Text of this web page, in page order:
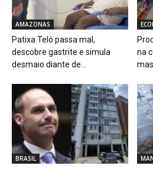
AMAZONAS
Patixa Teló passa mal,
descobre gastrite e simula
desmaio diante de...
na
BRASIL